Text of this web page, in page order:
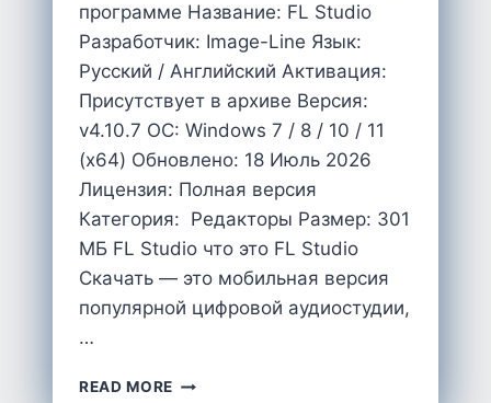
программе Название: FL Studio
Разработчик: Image-Line Язык:
Русский / Английский Активация:
Присутствует в архиве Версия:
v4.10.7 OC: Windows 7 / 8 / 10 / 11
(x64) Обновлено: 18 Июль 2026
Лицензия: Полная версия
Категория: Редакторы Размер: 301
MБ FL Studio что это FL Studio
Скачать — это мобильная версия
популярной цифровой аудиостудии,
…
READ MORE СКАЧАТЬ